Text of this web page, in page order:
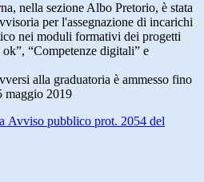
nella sezione Albo Pretorio, è stata
per l'assegnazione di incarichi
nei moduli formativi dei progetti
“Competenze digitali” e
alla graduatoria è ammesso fino
maggio 2019
Avviso pubblico prot. 2054 del